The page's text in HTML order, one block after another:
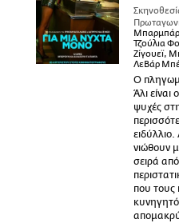
Τζούλια
Ζίγουεϊ,
ΛεΒάρ
Ο
Άλι είναι
ψυχές
νιώθουν
σειρά
που τους